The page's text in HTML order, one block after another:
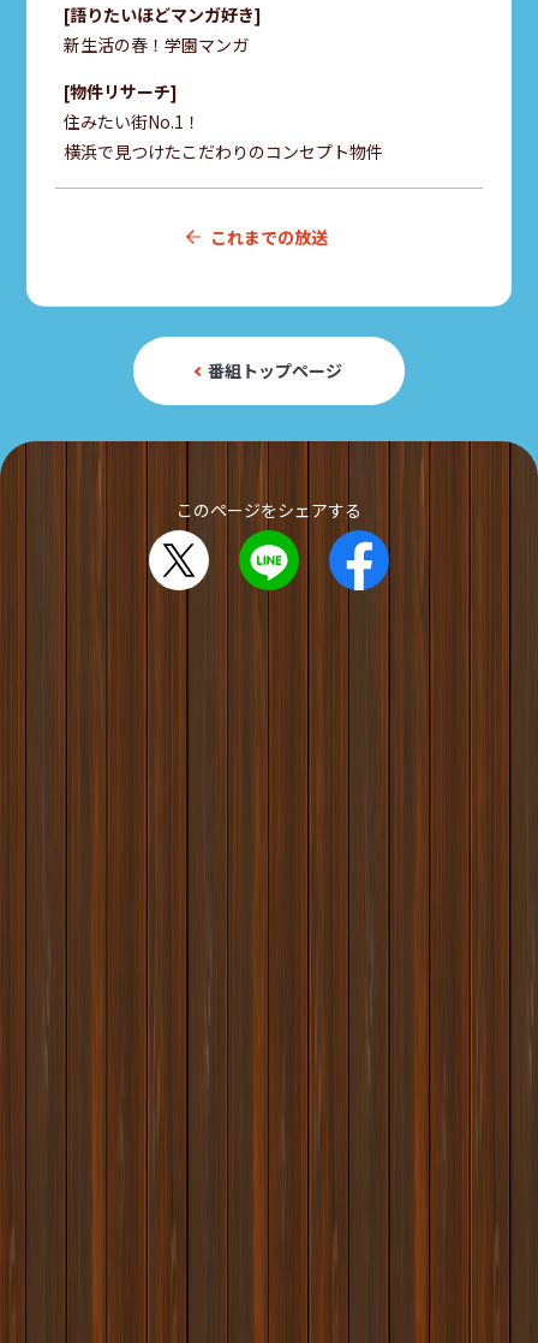
語りたいほどマンガ好き
新生活の春！学園マンガ
物件リサーチ
住みたい街No.1！
横浜で見つけたこだわりのコンセプト物件
これまでの放送
番組トップページ
このページをシェアする